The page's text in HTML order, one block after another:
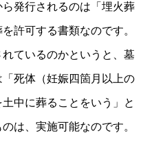
発行されるのは「埋火葬
許可する書類なのです。
ているのかというと、墓
死体（妊娠四箇月以上の
中に葬ることをいう」と
は、実施可能なのです。